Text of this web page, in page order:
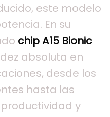
este modelo
En su
chip A15 Bionic
absoluta en
desde los
hasta las
y